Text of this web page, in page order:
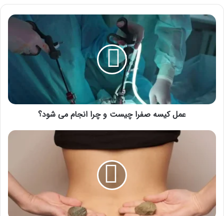
عمل
کیسه
صفرا
چیست
می
شود؟
عمل کیسه صفرا چیست و چرا انجام می شود؟
کدام
سنگ
کلیه
مؤثر
است؟